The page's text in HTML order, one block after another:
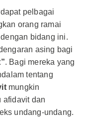
pelbagai
orang ramai
bidang ini.
asing bagi
. Bagi mereka yang
tentang
mungkin
afidavit dan
undang-undang.